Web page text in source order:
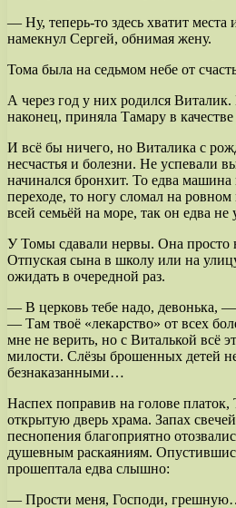
— Ну, теперь-то здесь хватит
намекнул Сергей, обнимая жену.
Тома была на седьмом небе от
А через год у них родился Виталик.
наконец, приняла Тамару в
И всё бы ничего, но Виталика с
несчастья и болезни. Не успевали
начинался бронхит. То едва
переходе, то ногу сломал на
всей семьёй на море, так он едва не
У Томы сдавали нервы. Она просто
Отпуская сына в школу или на
ожидать в очередной раз.
— В церковь тебе надо, девонька, —
— Там твоё «лекарство» от всех
мне не верить, но с Виталькой всё
милости. Слёзы брошенных детей
безнаказанными…
Наспех поправив на голове
открытую дверь храма. Запах
песнопения благоприятно
душевным раскаяниям.
прошептала едва слышно:
— Прости меня, Господи,